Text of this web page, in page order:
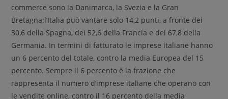
commerce sono la Danimarca, la Svezia e la Gran
Bretagna:l’Italia può vantare solo 14,2 punti, a fronte dei
30,6 della Spagna, dei 52,6 della Francia e dei 67,8 della
Germania. In termini di fatturato le imprese italiane hanno
un 6 percento del totale, contro la media Europea del 15
percento. Sempre il 6 percento è la frazione che
rappresenta il numero d’imprese italiane che operano con
le vendite online, contro il 16 percento della media